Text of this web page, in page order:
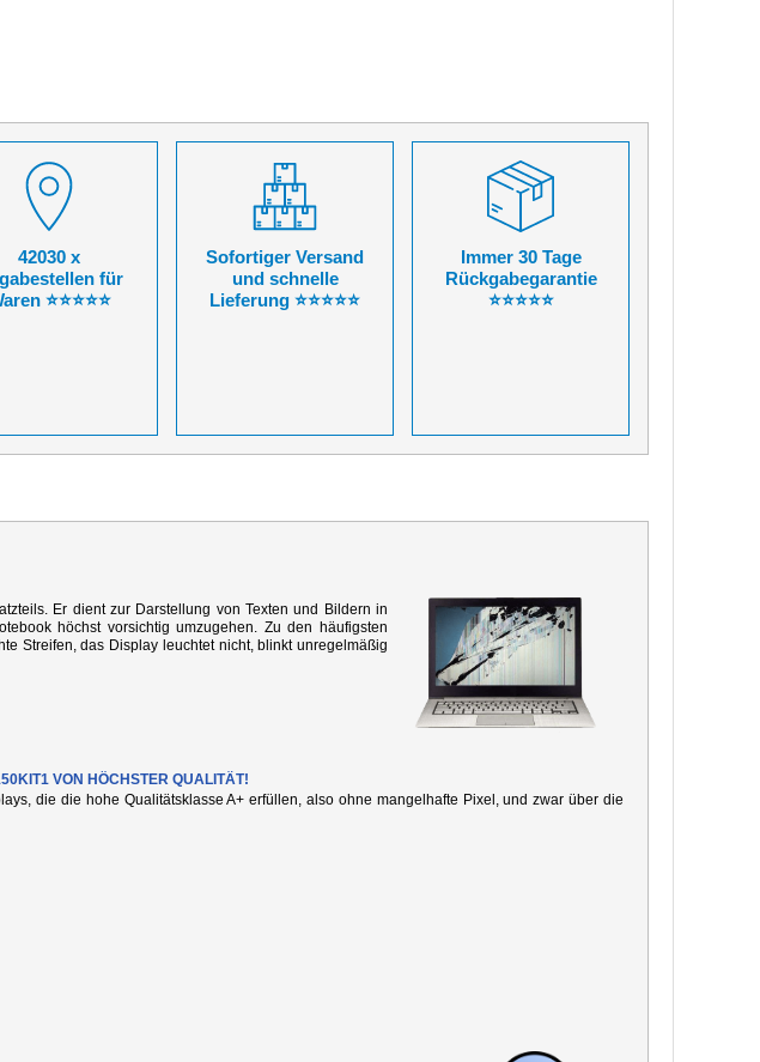
42030 x
für
⭐⭐⭐⭐⭐
Sofortiger Versand
und schnelle
Lieferung ⭐⭐⭐⭐⭐
Immer 30 Tage
Rückgabegarantie
⭐⭐⭐⭐⭐
Er dient zur Darstellung von Texten und Bildern in
höchst vorsichtig umzugehen. Zu den häufigsten
Streifen, das Display leuchtet nicht, blinkt unregelmäßig
VON HÖCHSTER QUALITÄT!
die die hohe Qualitätsklasse A+ erfüllen, also ohne mangelhafte Pixel, und zwar über die